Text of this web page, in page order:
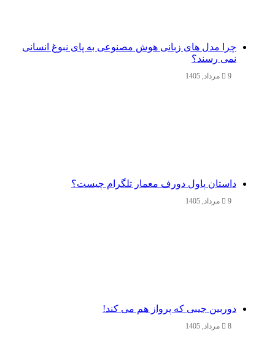
چرا مدل‌ های زبانی هوش مصنوعی به پای نبوغ انسانی
نمی‌ رسند؟
9 مرداد, 1405
داستان پاول دورف معمار تلگرام چیست؟
9 مرداد, 1405
دوربین جیبی که پرواز هم می‌ کند!
8 مرداد, 1405